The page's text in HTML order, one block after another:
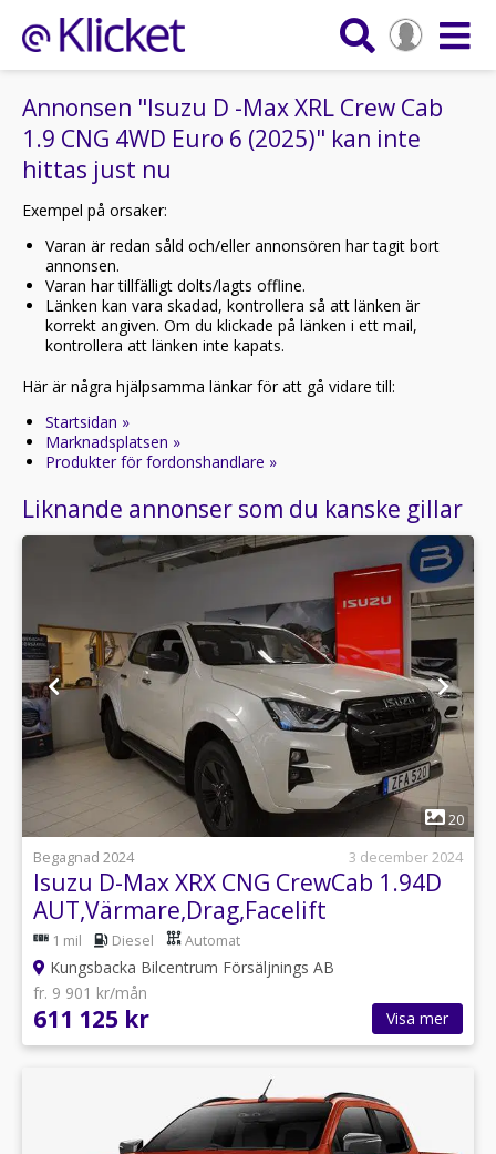
Annonsen "Isuzu D -Max XRL Crew Cab
1.9 CNG 4WD Euro 6 (2025)" kan inte
hittas just nu
Exempel på orsaker:
Varan är redan såld och/eller annonsören har tagit bort
annonsen.
Varan har tillfälligt dolts/lagts offline.
Länken kan vara skadad, kontrollera så att länken är
korrekt angiven. Om du klickade på länken i ett mail,
kontrollera att länken inte kapats.
Här är några hjälpsamma länkar för att gå vidare till:
Startsidan »
Marknadsplatsen »
Produkter för fordonshandlare »
Liknande annonser som du kanske gillar
1
20
Begagnad 2024
3 december 2024
Isuzu D-Max XRX CNG CrewCab 1.94D
AUT,Värmare,Drag,Facelift
1 mil Diesel Automat
Kungsbacka Bilcentrum Försäljnings AB
fr. 9 901 kr/mån
611 125 kr Visa mer